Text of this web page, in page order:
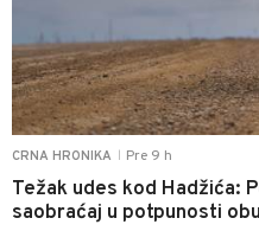
CRNA HRONIKA Pre 9 h
Težak udes kod Hadžića:
saobraćaj u potpunosti